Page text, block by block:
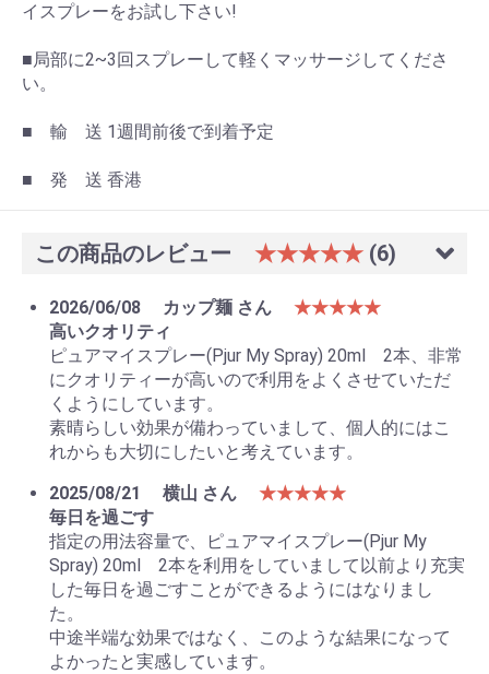
イスプレーをお試し下さい!
■局部に2~3回スプレーして軽くマッサージしてくださ
い。
■ 輸 送 1週間前後で到着予定
■ 発 送 香港
この商品のレビュー ★★★★★ (6)
2026/06/08 カップ麺 さん
★★★★★
高いクオリティ
ピュアマイスプレー(Pjur My Spray) 20ml 2本、非常
にクオリティーが高いので利用をよくさせていただ
くようにしています。
素晴らしい効果が備わっていまして、個人的にはこ
れからも大切にしたいと考えています。
2025/08/21
横山 さん
★★★★★
毎日を過ごす
指定の用法容量で、ピュアマイスプレー(Pjur My
Spray) 20ml 2本を利用をしていまして以前より充実
した毎日を過ごすことができるようにはなりまし
た。
中途半端な効果ではなく、このような結果になって
よかったと実感しています。